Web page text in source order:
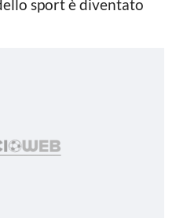
sport è diventato